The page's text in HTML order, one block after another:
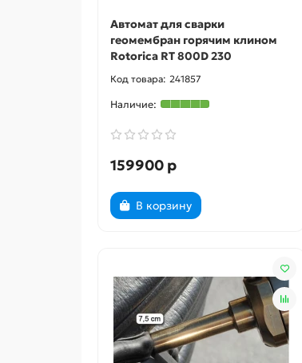
Автомат для сварки
геомембран горячим клином
Rotorica RT 800D 230
241857
159900 р
В корзину